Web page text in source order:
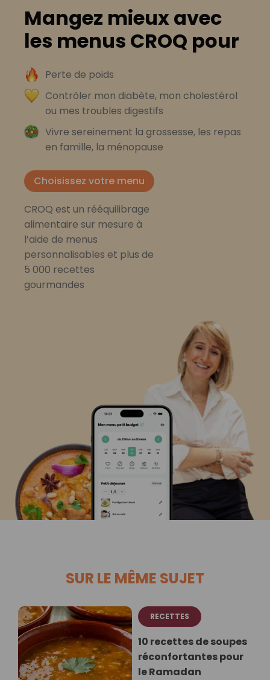
Mangez mieux avec
les menus CROQ pour
Perte de poids
Contrôler mon diabète, mon cholestérol
ou mes troubles digestifs
Vivre sereinement la grossesse, les repas
en famille, la ménopause
Choisissez votre menu
CROQ est un rééquilibrage
alimentaire sur mesure à
l’aide de menus
personnalisables et plus de
5 000 recettes
gourmandes
SUR LE MÊME SUJET
RECETTES
10 recettes de soupes
réconfortantes pour
le Ramadan